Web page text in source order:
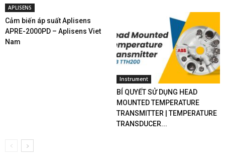
APLISENS
Cảm biến áp suất Aplisens
APRE-2000PD – Aplisens Viet
Nam
Instrument
BÍ QUYẾT SỬ DỤNG HEAD
MOUNTED TEMPERATURE
TRANSMITTER | TEMPERATURE
TRANSDUCER...